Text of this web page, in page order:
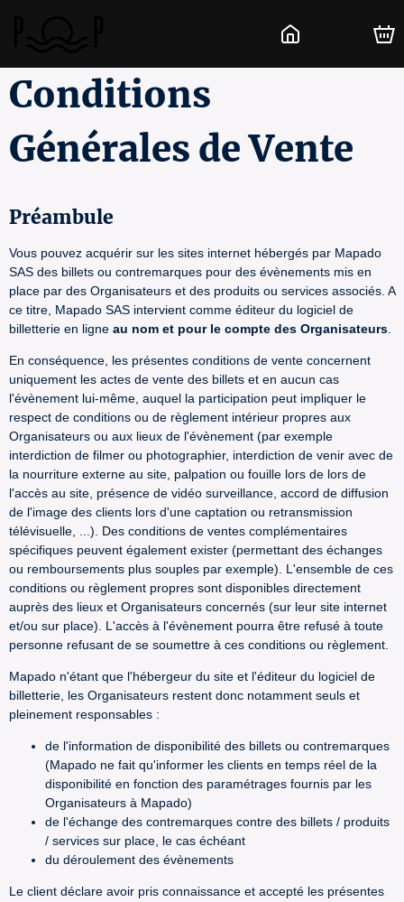
Conditions
Générales de Vente
Préambule
Vous pouvez acquérir sur les sites internet hébergés par Mapado
SAS des billets ou contremarques pour des évènements mis en
place par des Organisateurs et des produits ou services associés. A
ce titre, Mapado SAS intervient comme éditeur du logiciel de
billetterie en ligne au nom et pour le compte des Organisateurs
En conséquence, les présentes conditions de vente concernent
uniquement les actes de vente des billets et en aucun cas
l'évènement lui-même, auquel la participation peut impliquer le
respect de conditions ou de règlement intérieur propres aux
Organisateurs ou aux lieux de l'évènement (par exemple
interdiction de filmer ou photographier, interdiction de venir avec de
la nourriture externe au site, palpation ou fouille lors de lors de
l'accès au site, présence de vidéo surveillance, accord de diffusion
de l'image des clients lors d'une captation ou retransmission
télévisuelle, ...). Des conditions de ventes complémentaires
spécifiques peuvent également exister (permettant des échanges
ou remboursements plus souples par exemple). L'ensemble de ces
conditions ou règlement propres sont disponibles directement
auprès des lieux et Organisateurs concernés (sur leur site internet
et/ou sur place). L'accès à l'évènement pourra être refusé à toute
personne refusant de se soumettre à ces conditions ou règlement.
Mapado n'étant que l'hébergeur du site et l'éditeur du logiciel de
billetterie, les Organisateurs restent donc notamment seuls et
pleinement responsables :
de l'information de disponibilité des billets ou contremarques
(Mapado ne fait qu'informer les clients en temps réel de la
disponibilité en fonction des paramétrages fournis par les
Organisateurs à Mapado)
de l'échange des contremarques contre des billets / produits
/ services sur place, le cas échéant
du déroulement des évènements
Le client déclare avoir pris connaissance et accepté les présentes